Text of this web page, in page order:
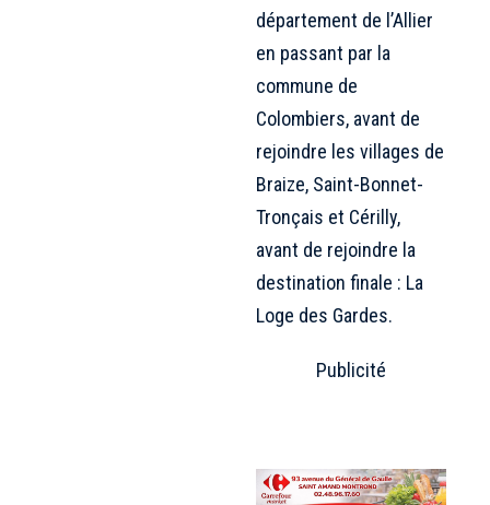
département de l’Allier
en passant par la
commune de
Colombiers, avant de
rejoindre les villages de
Braize, Saint-Bonnet-
Tronçais et Cérilly,
avant de rejoindre la
destination finale : La
Loge des Gardes.
Publicité